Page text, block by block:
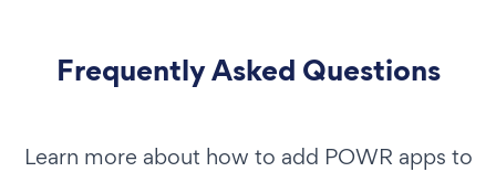
Frequently Asked Questions
Learn more about how to add POWR apps to